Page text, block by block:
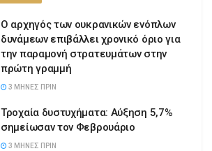
Ο αρχηγός των ουκρανικών ενόπλων
δυνάμεων επιβάλλει χρονικό όριο για
την παραμονή στρατευμάτων στην
πρώτη γραμμή
3 ΜΉΝΕΣ ΠΡΙΝ
Τροχαία δυστυχήματα: Αύξηση 5,7%
σημείωσαν τον Φεβρουάριο
3 ΜΉΝΕΣ ΠΡΙΝ